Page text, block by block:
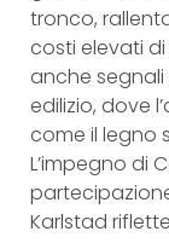
tronco,
costi elevati
anche
edilizio, dove
come il legno
L’impegno di
Karlstad